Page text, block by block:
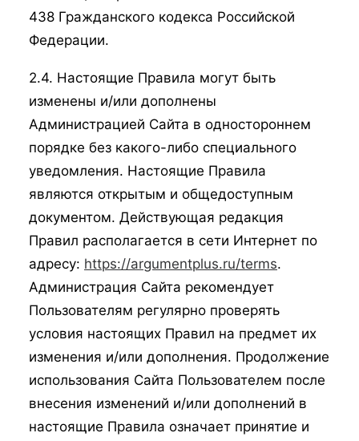
438 Гражданского кодекса Российской
Федерации.
2.4. Настоящие Правила могут быть
изменены и/или дополнены
Администрацией Сайта в одностороннем
порядке без какого-либо специального
уведомления. Настоящие Правила
являются открытым и общедоступным
документом. Действующая редакция
Правил располагается в сети Интернет по
адресу: https://argumentplus.ru/terms.
Администрация Сайта рекомендует
Пользователям регулярно проверять
условия настоящих Правил на предмет их
изменения и/или дополнения. Продолжение
использования Сайта Пользователем после
внесения изменений и/или дополнений в
настоящие Правила означает принятие и